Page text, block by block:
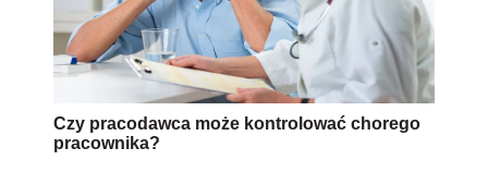
Czy pracodawca może kontrolować chorego
pracownika?